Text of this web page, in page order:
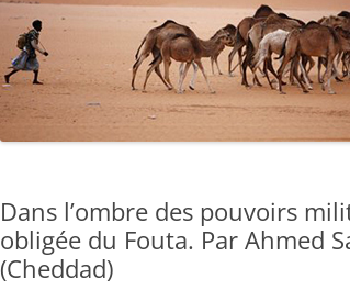
Dans l’ombre des pouvoirs
obligée du Fouta. Par Ahmed
(Cheddad)